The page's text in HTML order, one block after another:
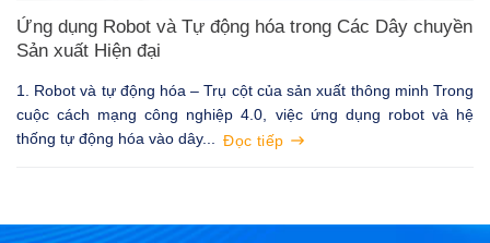
Ứng dụng Robot và Tự động hóa trong Các Dây chuyền
Sản xuất Hiện đại
1. Robot và tự động hóa – Trụ cột của sản xuất thông minh Trong
cuộc cách mạng công nghiệp 4.0, việc ứng dụng robot và hệ
thống tự động hóa vào dây... Đọc tiếp